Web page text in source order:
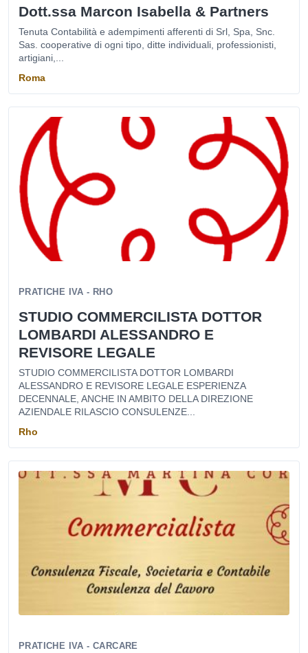
Dott.ssa Marcon Isabella & Partners
Tenuta Contabilità e adempimenti afferenti di Srl, Spa, Snc.
Sas. cooperative di ogni tipo, ditte individuali, professionisti,
artigiani,...
Roma
PRATICHE IVA - RHO
STUDIO COMMERCILISTA DOTTOR
LOMBARDI ALESSANDRO E
REVISORE LEGALE
STUDIO COMMERCILISTA DOTTOR LOMBARDI
ALESSANDRO E REVISORE LEGALE ESPERIENZA
DECENNALE, ANCHE IN AMBITO DELLA DIREZIONE
AZIENDALE RILASCIO CONSULENZE...
Rho
PRATICHE IVA - CARCARE